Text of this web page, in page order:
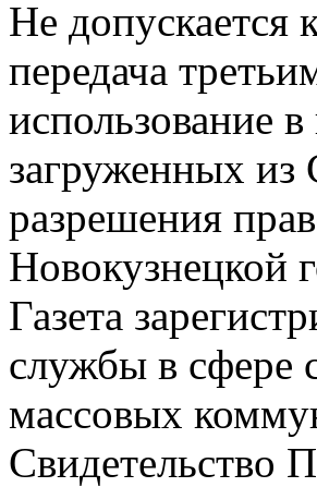
Не допускается
передача
использование
загруженных из
разрешения
Новокузнецкой
Газета
службы в сфере
массовых